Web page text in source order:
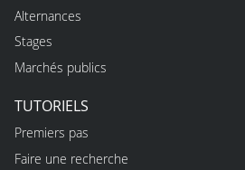
Alternances
Stages
Marchés publics
TUTORIELS
Premiers pas
Faire une recherche